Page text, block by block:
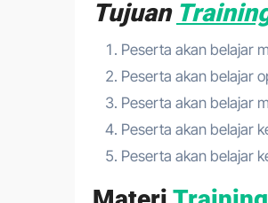
Tujuan
Peserta akan belajar
Peserta akan belajar
Peserta akan belajar
Peserta akan belajar
Peserta akan belajar